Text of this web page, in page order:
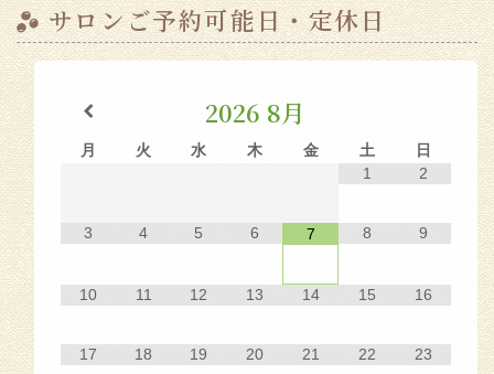
サロンご予約可能日・定休日
2026 8月
月 火 水 木 金 土
日
1
2
3 4 5 6 7 8 9
10 11 12 13 14 15 16
17 18 19 20 21 22 23